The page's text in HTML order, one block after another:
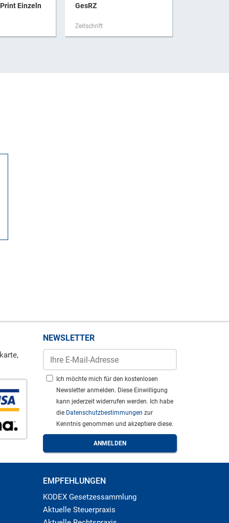
Einzeln GesRZ
Zeitschrift
NEWSLETTER
Ich möchte mich für den kostenlosen
Newsletter anmelden. Diese Einwilligung
kann jederzeit widerrufen werden. Ich habe
die Datenschutzbestimmungen zur
Kenntnis genommen und akzeptiere diese.
EMPFEHLUNGEN
KODEX Gesetzessammlung
Aktuelle Steuerpraxis